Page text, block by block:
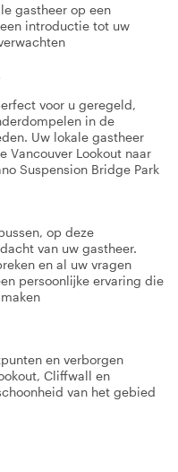
gastheer op een
introductie tot uw
voor u geregeld,
in de
Uw lokale gastheer
Vancouver Lookout naar
Suspension Bridge Park
op deze
van uw gastheer.
en al uw vragen
persoonlijke ervaring die
en verborgen
Cliffwall en
van het gebied